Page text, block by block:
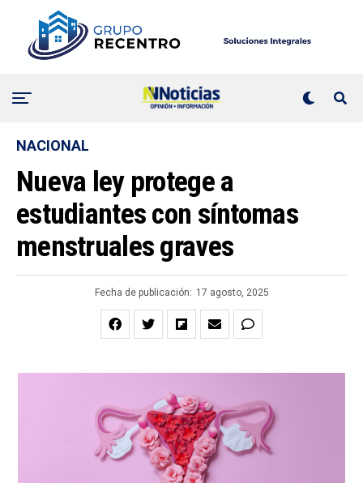
NACIONAL
Nueva ley protege a
estudiantes con síntomas
menstruales graves
Fecha de publicación: 17 agosto, 2025